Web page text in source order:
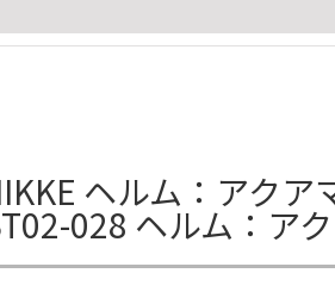
ヘルム：アク
028 ヘルム：ア